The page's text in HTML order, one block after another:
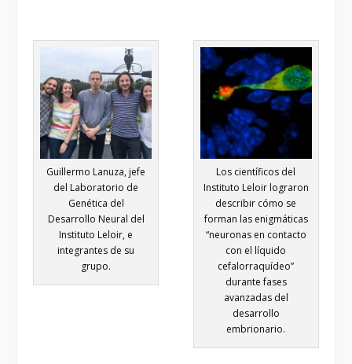
Guillermo Lanuza, jefe
del Laboratorio de
Genética del
Desarrollo Neural del
Instituto Leloir, e
integrantes de su
grupo.
Los científicos del
Instituto Leloir lograron
describir cómo se
forman las enigmáticas
“neuronas en contacto
con el líquido
cefalorraquídeo”
durante fases
avanzadas del
desarrollo
embrionario.